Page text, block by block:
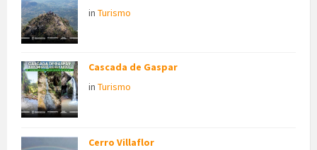
in Turismo
Cascada de Gaspar
in Turismo
Cerro Villaflor